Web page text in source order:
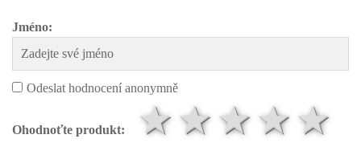
Jméno:
Odeslat hodnocení anonymně
Ohodnoťte produkt: 4
3
2
1 hvězda